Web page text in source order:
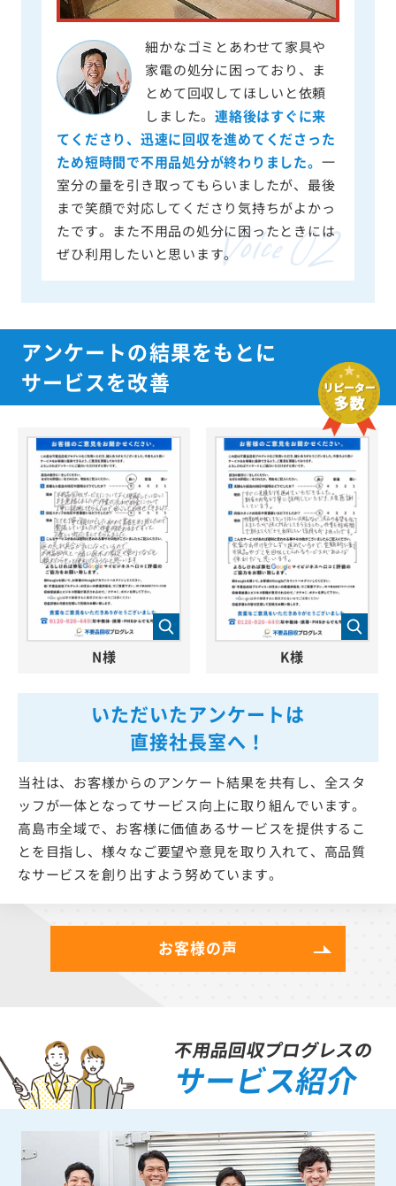
細かなゴミとあわせて家具や
家電の処分に困っており、ま
とめて回収してほしいと依頼
しました。連絡後はすぐに来
てくださり、迅速に回収を進めてくださった
ため短時間で不用品処分が終わりました。 一
室分の量を引き取ってもらいましたが、最後
まで笑顔で対応してくださり気持ちがよかっ
たです。また不用品の処分に困ったときには
ぜひ利用したいと思います。
アンケートの結果をもとに
サービスを改善
いただいたアンケートは
直接社長室へ！
当社は、お客様からのアンケート結果を共有し、全スタ
ッフが一体となってサービス向上に取り組んでいます。
高島市全域で、お客様に価値あるサービスを提供するこ
とを目指し、様々なご要望や意見を取り入れて、高品質
なサービスを創り出すよう努めています。
N様 K様
お客様の声
不用品回収プログレスの
サービス紹介